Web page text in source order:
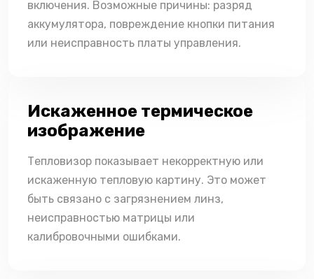
включения. Возможные причины: разряд
аккумулятора, повреждение кнопки питания
или неисправность платы управления.
Искаженное термическое
изображение
Тепловизор показывает некорректную или
искаженную тепловую картину. Это может
быть связано с загрязнением линз,
неисправностью матрицы или
калибровочными ошибками.